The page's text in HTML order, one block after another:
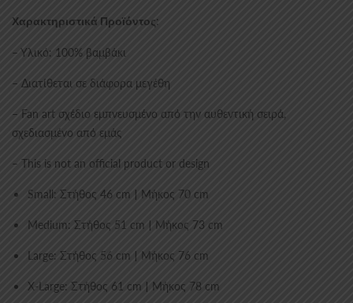
Χαρακτηριστικά Προϊόντος:
– Υλικό: 100% βαμβάκι
– Διατίθεται σε διάφορα μεγέθη
– Fan art σχέδιο εμπνευσμένο από την αυθεντική σειρά,
σχεδιασμένο από εμάς
– This is not an official product or design
Small: Στήθος 46 cm | Μήκος 70 cm
Medium: Στήθος 51 cm | Μήκος 73 cm
Large: Στήθος 56 cm | Μήκος 76 cm
X-Large: Στήθος 61 cm | Μήκος 78 cm